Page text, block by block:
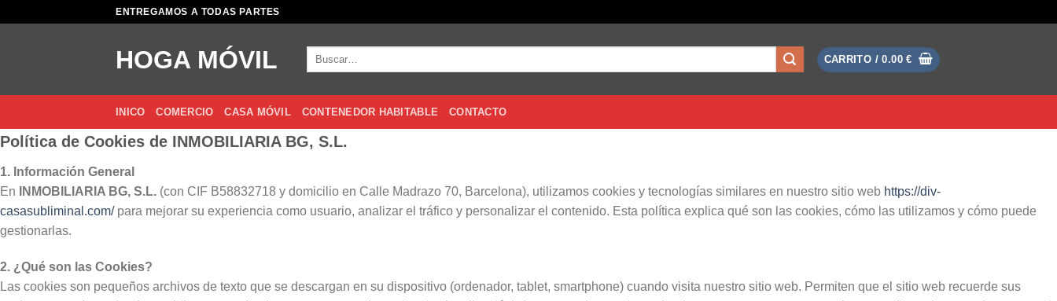
ENTREGAMOS A TODAS PARTES
HOGA MÓVIL
Buscar
CARRITO /0.00€
INICO COMERCIO CASA MÓVIL CONTENEDOR HABITABLE CONTACTO
Política de Cookies de INMOBILIARIA BG, S.L.
1. Información General
En
INMOBILIARIA BG, S.L. (con CIF B58832718 y domicilio en Calle Madrazo 70, Barcelona), utilizamos cookies y tecnologías similares en nuestro sitio web https://div-
casasubliminal.com/para mejorar su experiencia como usuario, analizar el tráfico y personalizar el contenido. Esta política explica qué son las cookies, cómo las utilizamos y cómo puede
gestionarlas.
2. ¿Qué son las Cookies?
Las cookies son pequeños archivos de texto que se descargan en su dispositivo (ordenador, tablet, smartphone) cuando visita nuestro sitio web. Permiten que el sitio web recuerde sus